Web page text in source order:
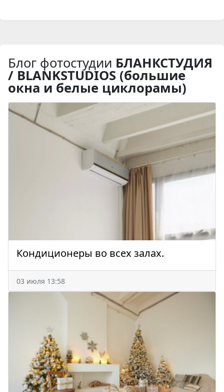
Блог фотостудии БЛАНКСТУДИЯ
/ BLANKSTUDIOS (большие
окна и белые циклорамы)
Кондиционеры во всех залах.
03 июля 13:58